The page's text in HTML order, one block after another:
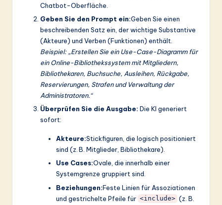
Chatbot-Oberfläche.
Geben Sie den Prompt ein:Geben Sie einen
beschreibenden Satz ein, der wichtige Substantive
(Akteure) und Verben (Funktionen) enthält.
Beispiel: „Erstellen Sie ein Use-Case-Diagramm für
ein Online-Bibliothekssystem mit Mitgliedern,
Bibliothekaren, Buchsuche, Ausleihen, Rückgabe,
Reservierungen, Strafen und Verwaltung der
Administratoren.“
Überprüfen Sie die Ausgabe: Die KI generiert
sofort:
Akteure:Stickfiguren, die logisch positioniert
sind (z. B. Mitglieder, Bibliothekare).
Use Cases:Ovale, die innerhalb einer
Systemgrenze gruppiert sind.
Beziehungen:Feste Linien für Assoziationen
und gestrichelte Pfeile für <include> (z. B.